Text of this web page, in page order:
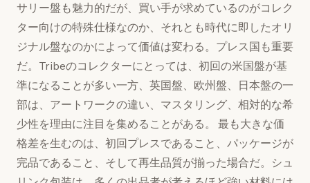
サリー盤も魅力的だが、買い手が求めているのがコレク
ター向けの特殊仕様なのか、それとも時代に即したオリ
ジナル盤なのかによって価値は変わる。プレス国も重要
だ。Tribeのコレクターにとっては、初回の米国盤が基
準になることが多い一方、英国盤、欧州盤、日本盤の一
部は、アートワークの違い、マスタリング、相対的な希
少性を理由に注目を集めることがある。 最も大きな価
格差を生むのは、初回プレスであること、パッケージが
完品であること、そして再生品質が揃った場合だ。シュ